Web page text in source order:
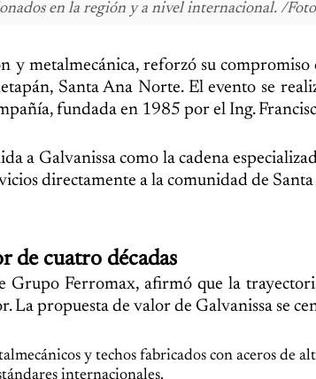
en la región y a nivel internacional. /
y metalmecánica, reforzó su
Santa Ana Norte. El evento se
fundada en 1985 por el Ing.
a Galvanissa como la cadena
directamente a la comunidad de
de cuatro décadas
Grupo Ferromax, afirmó que la
La propuesta de valor de Galvanissa se
y techos fabricados con aceros de
internacionales.